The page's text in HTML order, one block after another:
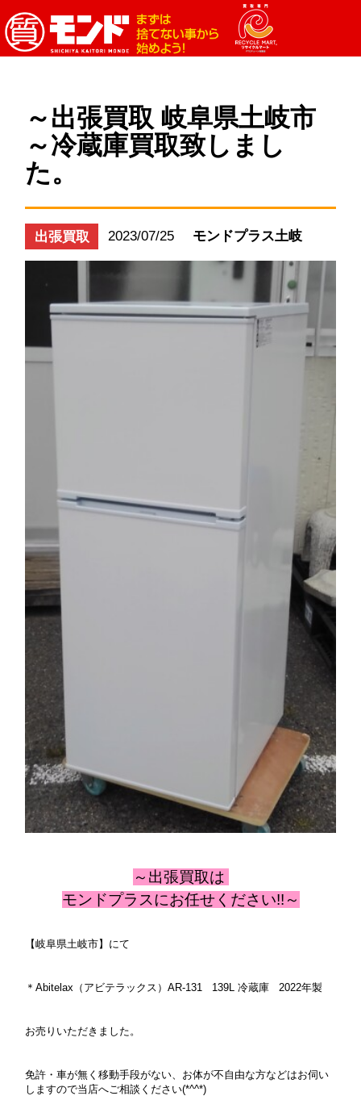
～出張買取 岐阜県土岐市
～冷蔵庫買取致しまし
た。
出張買取 2023/07/25 モンドプラス土岐
～出張買取は
モンドプラスにお任せください!!～
【岐阜県土岐市】にて
＊Abitelax（アビテラックス）AR-131 139L 冷蔵庫 2022年製
お売りいただきました。
免許・車が無く移動手段がない、お体が不自由な方などはお伺い
しますので当店へご相談ください(*^^*)